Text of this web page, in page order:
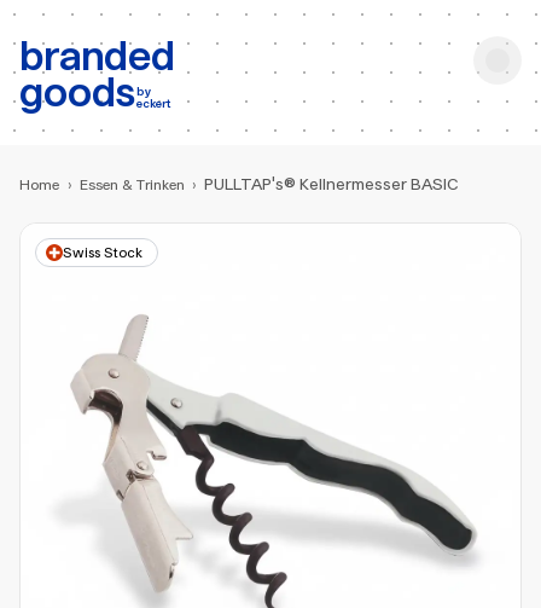
branded
goodsby
eckert
b: Produktsuche
Home › Essen & Trinken › PULLTAP's® Kellnermesser BASIC
Swiss Stock